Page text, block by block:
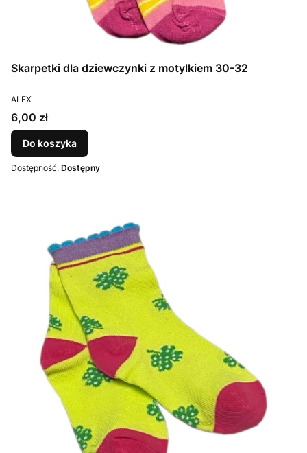
Skarpetki dla dziewczynki z motylkiem 30-32
PRODUCENT
ALEX
Cena
6,00 zł
Do koszyka
Dostępność: Dostępny